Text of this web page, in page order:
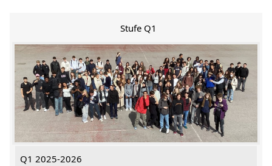
Stufe Q1
Q1 2025-2026